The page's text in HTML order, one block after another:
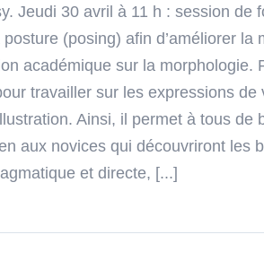
Level
continuent
Jeudi 30 avril à 11 h : session de
(posing) afin d’améliorer
académique sur la
travailler sur les expressions
Ainsi, il permet à tous
aux novices qui découvriront les
et directe, [...]